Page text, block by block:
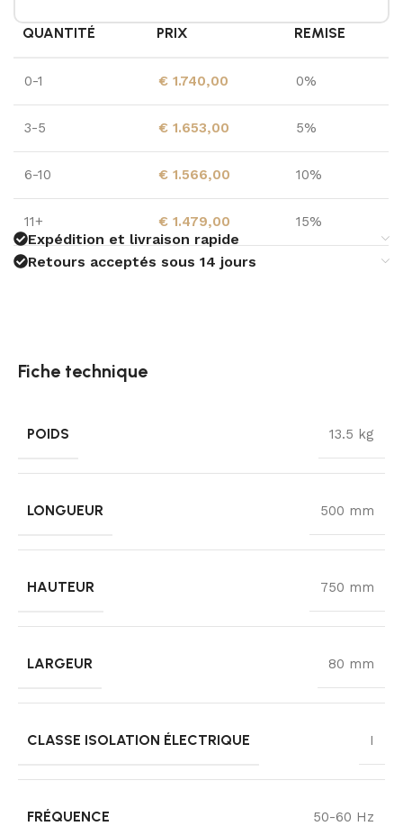
QUANTITÉ PRIX REMISE
0-1 € 1.740,00 0%
3-5 € 1.653,00 5%
6-10 € 1.566,00 10%
11+ € 1.479,00 15%
Expédition et livraison rapide
Retours acceptés sous 14 jours
Fiche technique
POIDS 13.5 kg
LONGUEUR 500 mm
HAUTEUR 750 mm
LARGEUR 80 mm
CLASSE ISOLATION ÉLECTRIQUE I
FRÉQUENCE 50-60 Hz